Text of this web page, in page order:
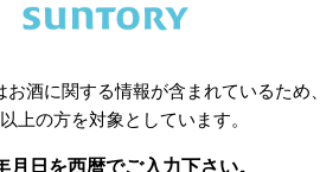
お酒に関する情報が含まれているため、
上の方を対象としています。
月日を西暦でご入力下さい。